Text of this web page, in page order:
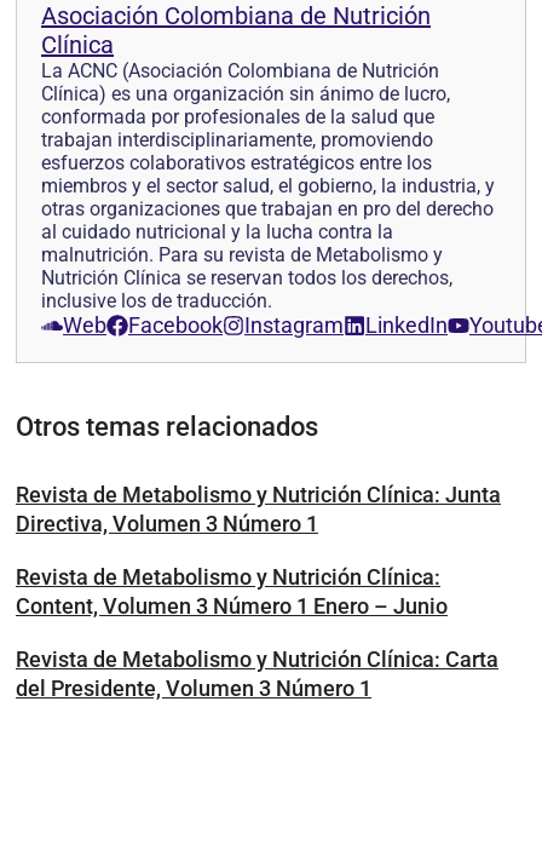
Asociación Colombiana de Nutrición
Clínica
La ACNC (Asociación Colombiana de Nutrición
Clínica) es una organización sin ánimo de lucro,
conformada por profesionales de la salud que
trabajan interdisciplinariamente, promoviendo
esfuerzos colaborativos estratégicos entre los
miembros y el sector salud, el gobierno, la industria, y
otras organizaciones que trabajan en pro del derecho
al cuidado nutricional y la lucha contra la
malnutrición. Para su revista de Metabolismo y
Nutrición Clínica se reservan todos los derechos,
inclusive los de traducción.
Web Facebook Instagram LinkedIn
Otros temas relacionados
Revista de Metabolismo y Nutrición Clínica: Junta
Directiva, Volumen 3 Número 1
Revista de Metabolismo y Nutrición Clínica:
Content, Volumen 3 Número 1 Enero – Junio
Revista de Metabolismo y Nutrición Clínica: Carta
del Presidente, Volumen 3 Número 1